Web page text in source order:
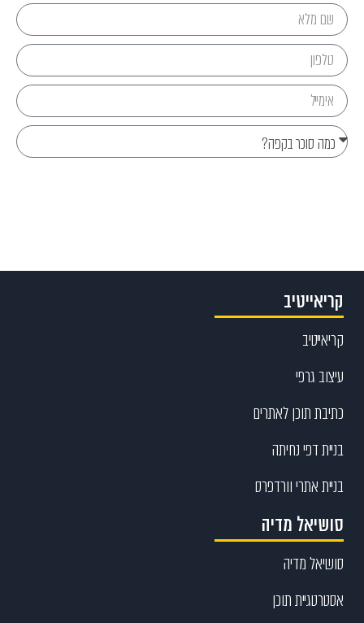
קריאייטיב
קריאייטיב
עיצוב גרפי
כתיבת תוכן לאתרים
בניית דפי נחיתה
בניית אתרי וורדפרס
סושיאל מדיה
סושיאל מדיה
אסטרטגיית תוכן